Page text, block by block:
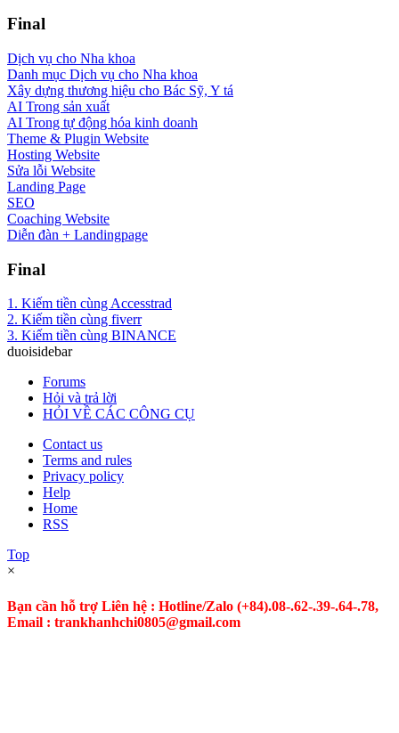
Final
Dịch vụ cho Nha khoa
Danh mục Dịch vụ cho Nha khoa
Xây dựng thương hiệu cho Bác Sỹ, Y tá
AI Trong sản xuất
AI Trong tự động hóa kinh doanh
Theme & Plugin Website
Hosting Website
Sửa lỗi Website
Landing Page
SEO
Coaching Website
Diễn đàn + Landingpage
Final
1. Kiếm tiền cùng Accesstrad
2. Kiếm tiền cùng fiverr
3. Kiếm tiền cùng BINANCE
duoisidebar
Forums
Hỏi và trả lời
HỎI VỀ CÁC CÔNG CỤ
Contact us
Terms and rules
Privacy policy
Help
Home
RSS
Top
×
Bạn cần hỗ trợ Liên hệ : Hotline/Zalo (+84).08-.62-.39-.64-.78,
Email : trankhanhchi0805@gmail.com